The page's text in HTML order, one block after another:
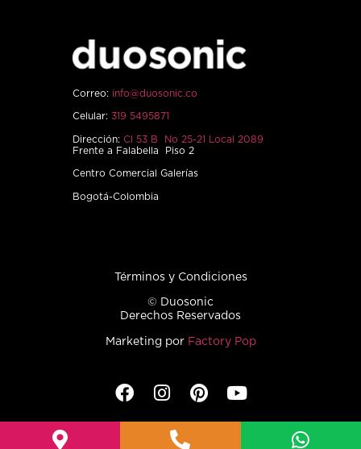
Correo: info@duosonic.co
Celular: 319 5495871
Dirección: Cl 53 B No 25-21 Local 2089
Frente a Falabella Piso 2
Centro Comercial Galerías
Bogotá-Colombia
Términos y Condiciones
© Duosonic
Derechos Reservados
Marketing por Factory Pop